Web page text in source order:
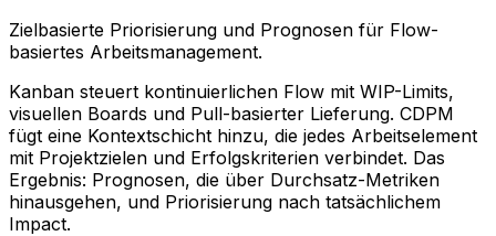
Zielbasierte Priorisierung und Prognosen für Flow-
basiertes Arbeitsmanagement.
Kanban steuert kontinuierlichen Flow mit WIP-Limits,
visuellen Boards und Pull-basierter Lieferung. CDPM
fügt eine Kontextschicht hinzu, die jedes Arbeitselement
mit Projektzielen und Erfolgskriterien verbindet. Das
Ergebnis: Prognosen, die über Durchsatz-Metriken
hinausgehen, und Priorisierung nach tatsächlichem
Impact.